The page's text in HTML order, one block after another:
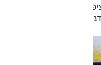
הרציפה משופרת, וזו כוללת
מההגה.